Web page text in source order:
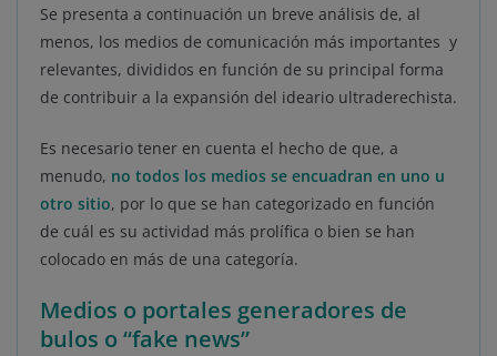
Se presenta a continuación un breve análisis de, al
menos, los medios de comunicación más importantes y
relevantes, divididos en función de su principal forma
de contribuir a la expansión del ideario ultraderechista.
Es necesario tener en cuenta el hecho de que, a
menudo, no todos los medios se encuadran en uno u
otro sitio, por lo que se han categorizado en función
de cuál es su actividad más prolífica o bien se han
colocado en más de una categoría.
Medios o portales generadores de
bulos o “fake news”